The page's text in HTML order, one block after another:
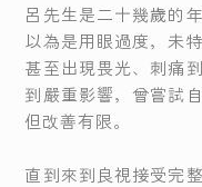
呂先生是二十幾歲的
以為是用眼過度，未
甚至出現畏光、刺痛
到嚴重影響，曾嘗試
但改善有限。
直到來到良視接受完